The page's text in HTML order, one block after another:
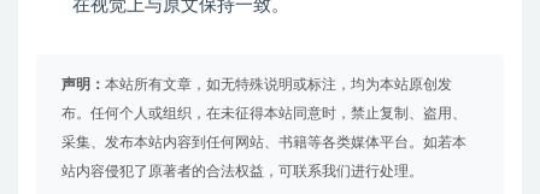
在视觉上与原文保持一致。
声明： 本站所有文章，如无特殊说明或标注，均为本站原创发
布。任何个人或组织，在未征得本站同意时，禁止复制、盗用、
采集、发布本站内容到任何网站、书籍等各类媒体平台。如若本
站内容侵犯了原著者的合法权益，可联系我们进行处理。